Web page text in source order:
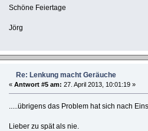
Schöne Feiertage
Jörg
Re: Lenkung macht Geräuche
« Antwort #5 am: 27. April 2013, 10:01:19 »
.....übrigens das Problem hat sich nach
Lieber zu spät als nie.